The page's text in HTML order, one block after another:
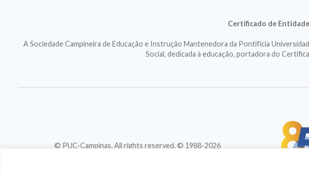
Certificado de
A Sociedade Campineira de Educação e Instrução Mantenedora da Pontifícia
Social, dedicada à educação, portadora do
© PUC-Campinas. All rights reserved. © 1988-2026